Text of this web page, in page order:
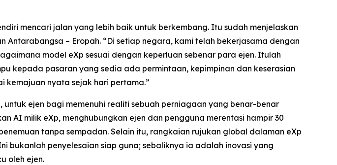
mencari jalan yang lebih baik untuk berkembang. Itu sudah menjelaskan
– Eropah. “Di setiap negara, kami telah bekerjasama dengan
model eXp sesuai dengan keperluan sebenar para ejen. Itulah
kepada pasaran yang sedia ada permintaan, kepimpinan dan keserasian
kemajuan nyata sejak hari pertama.”
ejen bagi memenuhi realiti sebuah perniagaan yang benar-benar
AI milik eXp, menghubungkan ejen dan pengguna merentasi hampir 30
tanpa sempadan. Selain itu, rangkaian rujukan global dalaman eXp
bukanlah penyelesaian siap guna; sebaliknya ia adalah inovasi yang
oleh ejen.